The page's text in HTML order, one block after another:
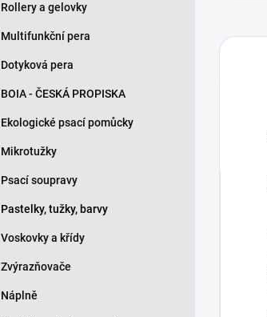
Rollery a gelovky
Multifunkční pera
Dotyková pera
BOIA - ČESKÁ PROPISKA
Ekologické psací pomůcky
Mikrotužky
Psací soupravy
Pastelky, tužky, barvy
Voskovky a křídy
Zvýrazňovače
Náplně